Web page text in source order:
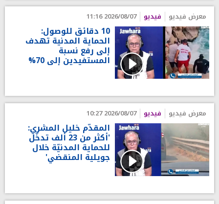
معرض فيديو فيديو 2026/08/07 11:16
10 دقائق للوصول:
الحماية المدنية تهدف
إلى رفع نسبة
المستفيدين إلى 70%
معرض فيديو فيديو 2026/08/07 10:27
المقدّم خليل المشري:
'أكثر من 23 ألف تدخّل
للحماية المدنيّة خلال
جويلية المنقضي'